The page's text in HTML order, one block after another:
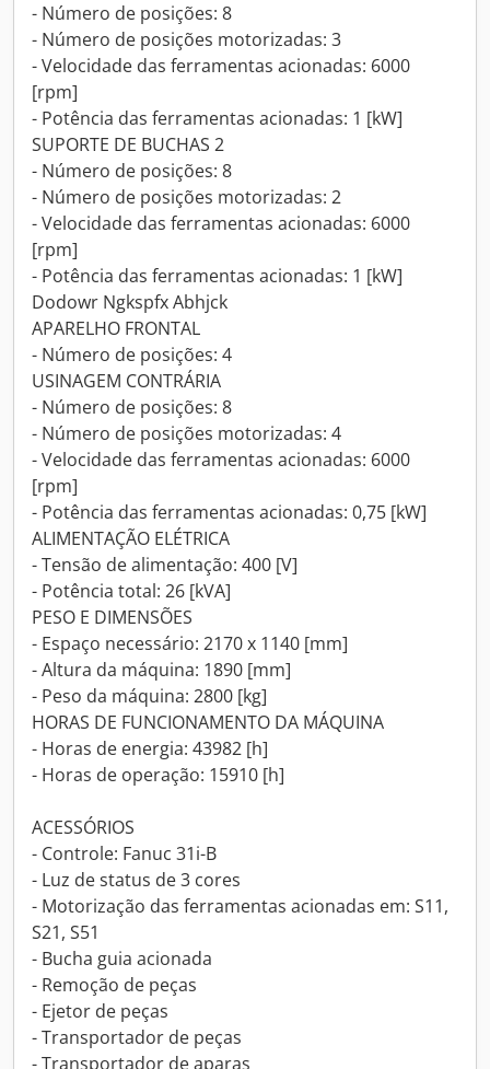
- Número de posições: 8
- Número de posições motorizadas: 3
- Velocidade das ferramentas acionadas: 6000
[rpm]
- Potência das ferramentas acionadas: 1 [kW]
SUPORTE DE BUCHAS 2
- Número de posições: 8
- Número de posições motorizadas: 2
- Velocidade das ferramentas acionadas: 6000
[rpm]
- Potência das ferramentas acionadas: 1 [kW]
Dodowr Ngkspfx Abhjck
APARELHO FRONTAL
- Número de posições: 4
USINAGEM CONTRÁRIA
- Número de posições: 8
- Número de posições motorizadas: 4
- Velocidade das ferramentas acionadas: 6000
[rpm]
- Potência das ferramentas acionadas: 0,75 [kW]
ALIMENTAÇÃO ELÉTRICA
- Tensão de alimentação: 400 [V]
- Potência total: 26 [kVA]
PESO E DIMENSÕES
- Espaço necessário: 2170 x 1140 [mm]
- Altura da máquina: 1890 [mm]
- Peso da máquina: 2800 [kg]
HORAS DE FUNCIONAMENTO DA MÁQUINA
- Horas de energia: 43982 [h]
- Horas de operação: 15910 [h]
ACESSÓRIOS
- Controle: Fanuc 31i-B
- Luz de status de 3 cores
- Motorização das ferramentas acionadas em: S11,
S21, S51
- Bucha guia acionada
- Remoção de peças
- Ejetor de peças
- Transportador de peças
- Transportador de aparas